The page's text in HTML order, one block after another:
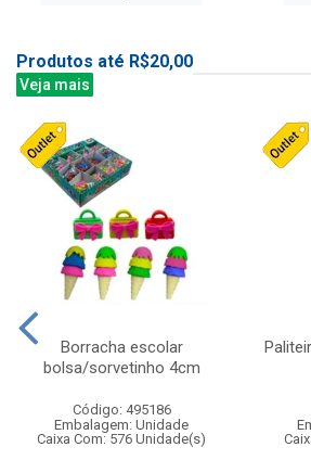
Produtos até R$20,00
Veja mais
Borracha escolar
bolsa/sorvetinho 4cm
Código: 495186
Embalagem: Unidade
Caixa Com: 576 Unidade(s)